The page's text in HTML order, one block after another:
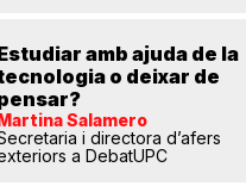
amb ajuda de la
o deixar de
Salamero
i directora d’afers
a DebatUPC